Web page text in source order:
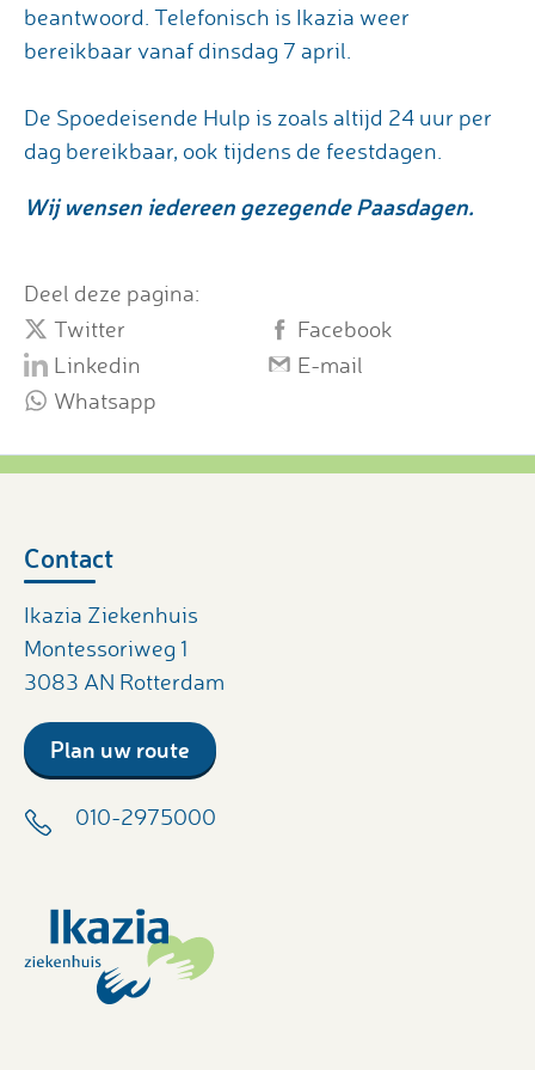
beantwoord. Telefonisch is Ikazia weer
bereikbaar vanaf dinsdag 7 april.
De Spoedeisende Hulp is zoals altijd 24 uur per
dag bereikbaar, ook tijdens de feestdagen.
Wij wensen iedereen gezegende Paasdagen.
Deel deze pagina:
Twitter
Facebook
Linkedin
E-mail
Whatsapp
Contact
Ikazia Ziekenhuis
Montessoriweg 1
3083 AN Rotterdam
Plan uw route
010-2975000